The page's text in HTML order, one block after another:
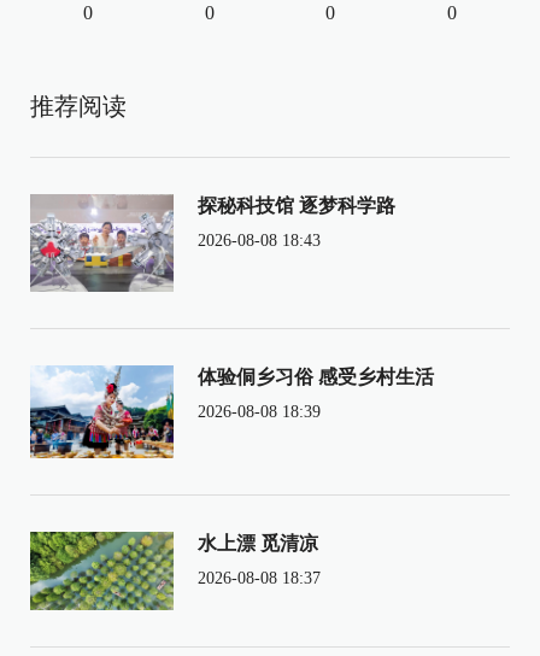
0 0 0 0
推荐阅读
探秘科技馆 逐梦科学路
2026-08-08 18:43
体验侗乡习俗 感受乡村生活
2026-08-08 18:39
水上漂 觅清凉
2026-08-08 18:37